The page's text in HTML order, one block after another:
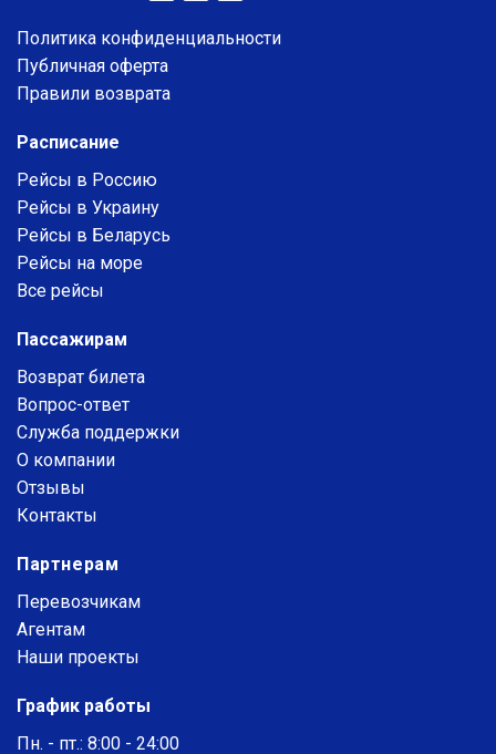
Политика конфиденциальности
Публичная оферта
Правили возврата
Расписание
Рейсы в Россию
Рейсы в Украину
Рейсы в Беларусь
Рейсы на море
Все рейсы
Пассажирам
Возврат билета
Вопрос-ответ
Служба поддержки
О компании
Отзывы
Контакты
Партнерам
Перевозчикам
Агентам
Наши проекты
График работы
Пн. - пт.: 8:00 - 24:00